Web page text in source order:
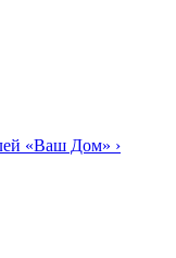
«Ваш Дом» ›